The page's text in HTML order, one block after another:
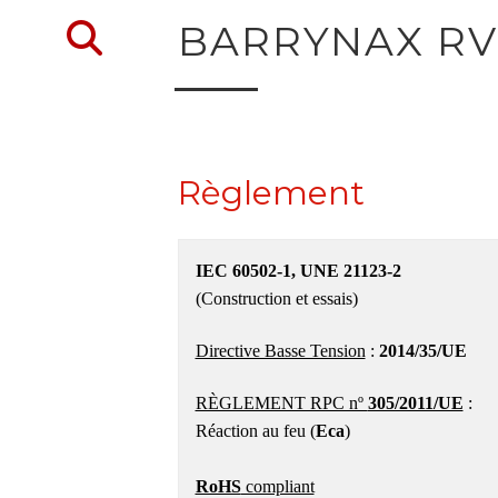
Retour à la
BARRYNAX
Règlement
IEC 60502-1, UNE 21123-2
(Construction et essais)
Directive Basse Tension : 2014/35/UE
RÈGLEMENT RPC nº 305/2011/UE :
Réaction au feu (Eca)
RoHScompliant